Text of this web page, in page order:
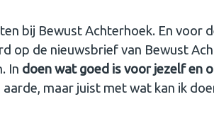
bij Bewust Achterhoek. En voor
op de nieuwsbrief van Bewust
In doen wat goed is voor jezelf en
maar juist met wat kan ik